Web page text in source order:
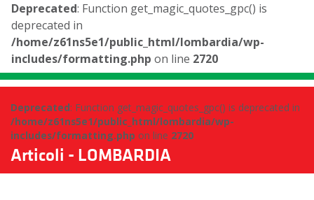
Deprecated: Function get_magic_quotes_gpc() is
deprecated in
/home/z61ns5e1/public_html/lombardia/wp-
includes/formatting.php on line 2720
Deprecated: Function get_magic_quotes_gpc() is deprecated in
/home/z61ns5e1/public_html/lombardia/wp-
includes/formatting.php on line 2720
Articoli - LOMBARDIA